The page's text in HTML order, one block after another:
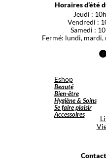
Horaires d’été
Jeudi :
Vendredi :
Samedi :
Fermé: lundi,
Eshop
Beauté
Bien-être
Hygiène & Soins
Se faire plaisir
Accessoires